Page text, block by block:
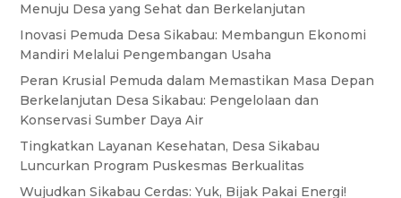
Menuju Desa yang Sehat dan Berkelanjutan
Inovasi Pemuda Desa Sikabau: Membangun Ekonomi
Mandiri Melalui Pengembangan Usaha
Peran Krusial Pemuda dalam Memastikan Masa Depan
Berkelanjutan Desa Sikabau: Pengelolaan dan
Konservasi Sumber Daya Air
Tingkatkan Layanan Kesehatan, Desa Sikabau
Luncurkan Program Puskesmas Berkualitas
Wujudkan Sikabau Cerdas: Yuk, Bijak Pakai Energi!